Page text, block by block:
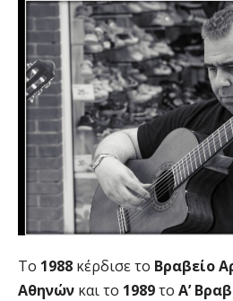
Το 1988 κέρδισε το Βραβείο
Αθηνών και το 1989το Α’